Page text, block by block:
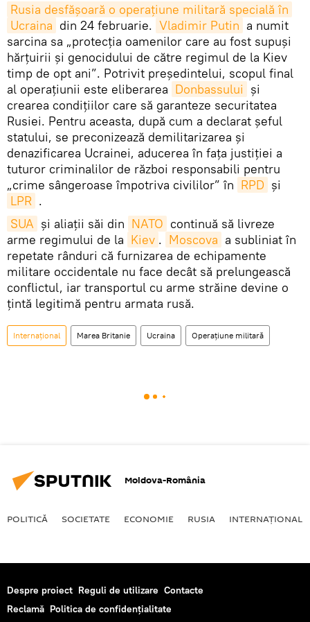
Rusia desfășoară o operațiune militară specială în
Ucraina din 24 februarie. Vladimir Putin a numit
sarcina sa „protecția oamenilor care au fost supuși
hărțuirii și genocidului de către regimul de la Kiev
timp de opt ani”. Potrivit președintelui, scopul final
al operațiunii este eliberarea Donbassului și
crearea condițiilor care să garanteze securitatea
Rusiei. Pentru aceasta, după cum a declarat șeful
statului, se preconizează demilitarizarea și
denazificarea Ucrainei, aducerea în fața justiției a
tuturor criminalilor de război responsabili pentru
„crime sângeroase împotriva civililor” în RPD și
LPR .
SUA şi aliaţii săi din NATO continuă să livreze
arme regimului de la Kiev . Moscova a subliniat în
repetate rânduri că furnizarea de echipamente
militare occidentale nu face decât să prelungească
conflictul, iar transportul cu arme străine devine o
țintă legitimă pentru armata rusă.
Internaţional Marea Britanie Ucraina Operațiune militară
Moldova-România
POLITICĂ SOCIETATE ECONOMIE RUSIA INTERNAŢIONAL
Despre proiect Reguli de utilizare Contacte
Reclamă Politica de confidențialitate